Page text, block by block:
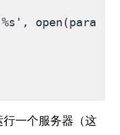
open(para
行一个服务器（这